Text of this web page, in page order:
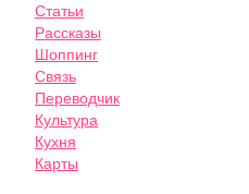
Статьи
Рассказы
Шоппинг
Связь
Переводчик
Культура
Кухня
Карты